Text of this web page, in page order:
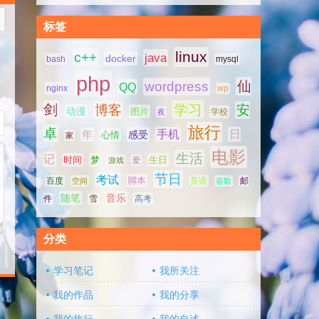
标签
bash c++ docker java linux mysql
nginx php QQ wordpress wp
仙
剑
动漫 博客 图片 夜 学习 学校
安
卓
家 年 心情 感受 手机 旅行 日
记 时间 梦 游戏 爱 生日 生活 电影
百度 空间 考试 脚本 节日 英语 谷歌 邮
件 随笔 雪 音乐 高考
分类
学习笔记 我所关注
我的作品 我的分享